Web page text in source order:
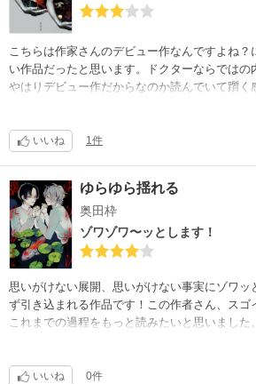
こちらは作家さんのデビュー作なんですよね？
い作品だったと思います。ドクターならではの
やはりデビュー作だからなのか読んでいて躓く
ったのかがわからなくて状況が掴めず前ペー
読みましたが澱みなく読み進み頭の中で状況
ついては個人的には明らかになった真実が生理
正直気持ちが悪かったです…受け入れられる方
。私は読み返すことはないと思いました。
いいね 1件
ゆらゆら揺れる
奥田枠
ゾワゾワ〜ッとします！
思いがけない展開、思いがけない事実にゾワッ
ず引き込まれる作品です！この作者さん、スゴ
これまでの過程をもっと読みたいと思いました。
いいね 0件